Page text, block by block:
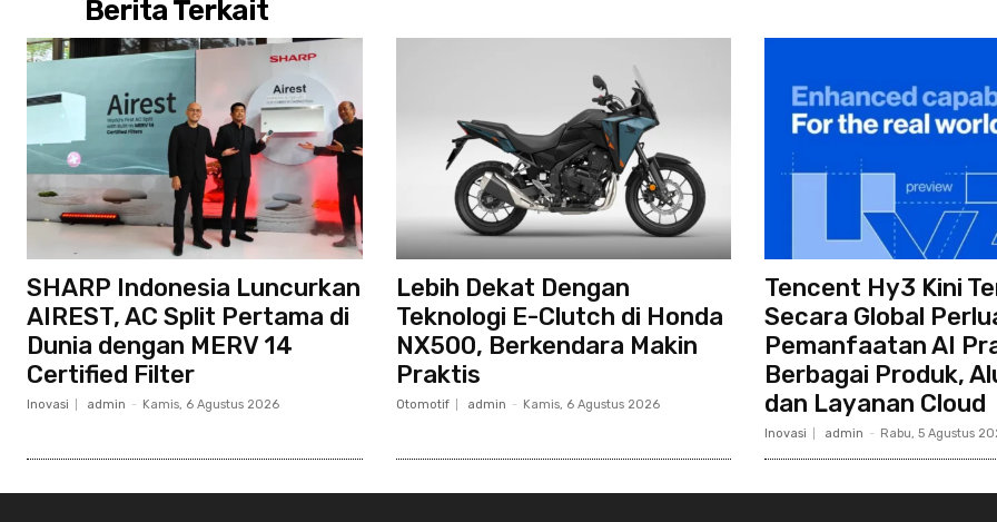
Berita Terkait
SHARP Indonesia Luncurkan
AIREST, AC Split Pertama di
Dunia dengan MERV 14
Certified Filter
Inovasi admin - Kamis, 6 Agustus 2026
Lebih Dekat Dengan
Teknologi E-Clutch di Honda
NX500, Berkendara Makin
Praktis
Otomotif admin - Kamis, 6 Agustus 2026
Tencent Hy3 Kini
Secara Global
Pemanfaatan AI
Berbagai Produk,
dan Layanan Cloud
Inovasi admin - Rabu, 5 Agustus